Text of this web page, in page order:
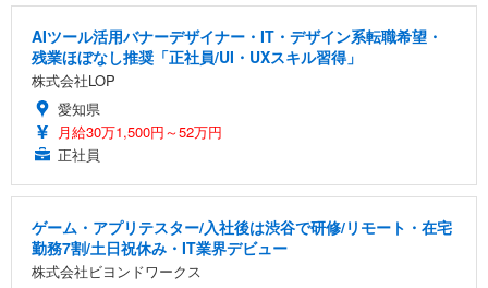
AIツール活用バナーデザイナー・IT・デザイン系転職希望・
残業ほぼなし推奨「正社員/UI・UXスキル習得」
株式会社LOP
愛知県
月給30万1,500円～52万円
正社員
ゲーム・アプリテスター/入社後は渋谷で研修/リモート・在宅
勤務7割/土日祝休み・IT業界デビュー
株式会社ビヨンドワークス